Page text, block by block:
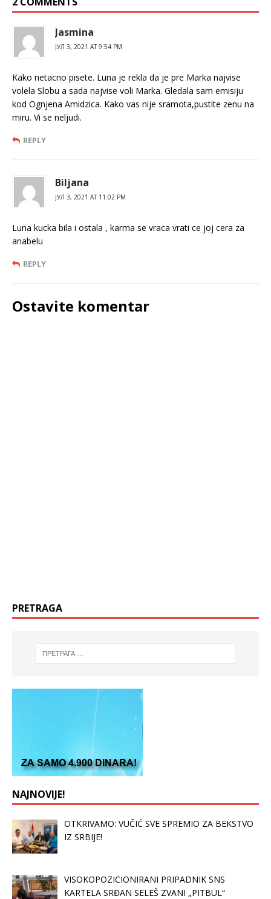
Jasmina
ЈУЛ 3, 2021 AT 9:54 PM
Kako netacno pisete. Luna je rekla da je pre Marka najvise
volela Slobu a sada najvise voli Marka. Gledala sam emisiju
kod Ognjena Amidzica. Kako vas nije sramota,pustite zenu na
miru. Vi se neljudi.
REPLY
Biljana
ЈУЛ 3, 2021 AT 11:02 PM
Luna kucka bila i ostala , karma se vraca vrati ce joj cera za
anabelu
REPLY
Ostavite komentar
PRETRAGA
NAJNOVIJE!
OTKRIVAMO: VUČIĆ SVE SPREMIO ZA BEKSTVO
IZ SRBIJE!
VISOKOPOZICIONIRANI PRIPADNIK SNS
KARTELA SRĐAN SELEŠ ZVANI „PITBUL“